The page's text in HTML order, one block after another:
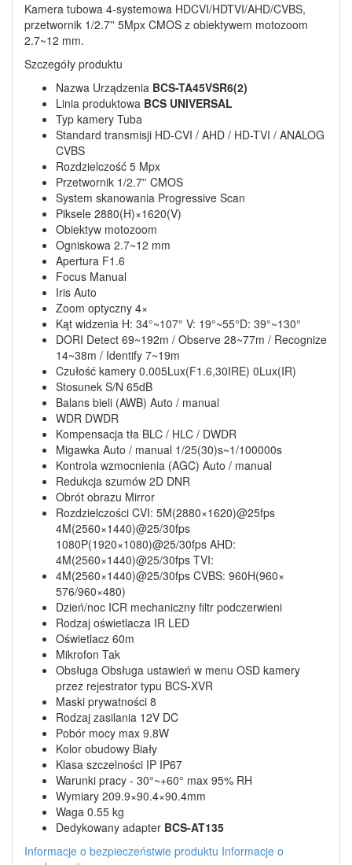
Kamera tubowa 4-systemowa HDCVI/HDTVI/AHD/CVBS,
przetwornik 1/2.7'' 5Mpx CMOS z obiektywem motozoom
2.7~12 mm.
Szczegóły produktu
Nazwa Urządzenia BCS-TA45VSR6(2)
Linia produktowa BCS UNIVERSAL
Typ kamery Tuba
Standard transmisji HD-CVI / AHD / HD-TVI / ANALOG
CVBS
Rozdzielczość 5 Mpx
Przetwornik 1/2.7'' CMOS
System skanowania Progressive Scan
Piksele 2880(H)×1620(V)
Obiektyw motozoom
Ogniskowa 2.7~12 mm
Apertura F1.6
Focus Manual
Iris Auto
Zoom optyczny 4×
Kąt widzenia H: 34°~107° V: 19°~55°D: 39°~130°
DORI Detect 69~192m / Observe 28~77m / Recognize
14~38m / Identify 7~19m
Czułość kamery 0.005Lux(F1.6,30IRE) 0Lux(IR)
Stosunek S/N 65dB
Balans bieli (AWB) Auto / manual
WDR DWDR
Kompensacja tła BLC / HLC / DWDR
Migawka Auto / manual 1/25(30)s~1/100000s
Kontrola wzmocnienia (AGC) Auto / manual
Redukcja szumów 2D DNR
Obrót obrazu Mirror
Rozdzielczości CVI: 5M(2880×1620)@25fps
4M(2560×1440)@25/30fps
1080P(1920×1080)@25/30fps AHD:
4M(2560×1440)@25/30fps TVI:
4M(2560×1440)@25/30fps CVBS: 960H(960×
576/960×480)
Dzień/noc ICR mechaniczny filtr podczerwieni
Rodzaj oświetlacza IR LED
Oświetlacz 60m
Mikrofon Tak
Obsługa Obsługa ustawień w menu OSD kamery
przez rejestrator typu BCS-XVR
Maski prywatności 8
Rodzaj zasilania 12V DC
Pobór mocy max 9.8W
Kolor obudowy Biały
Klasa szczelności IP IP67
Warunki pracy - 30°~+60° max 95% RH
Wymiary 209.9×90.4×90.4mm
Waga 0.55 kg
Dedykowany adapter BCS-AT135
Informacje o bezpieczeństwie produktu Informacje o